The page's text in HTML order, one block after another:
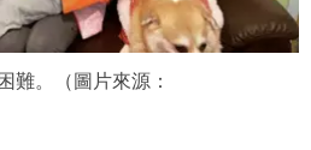
難。（圖片來源：